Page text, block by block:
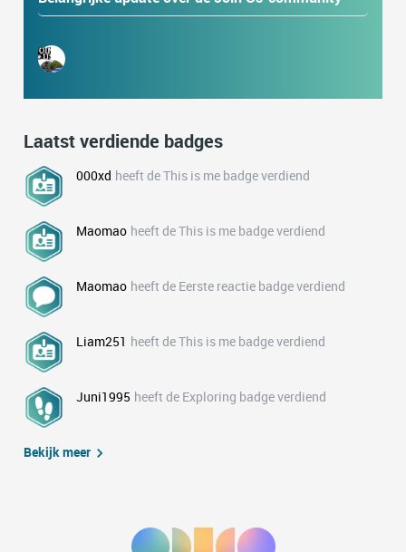
Laatst verdiende badges
000xd heeft de This is me badge verdiend
Maomao heeft de This is me badge verdiend
Maomao heeft de Eerste reactie badge verdiend
Liam251 heeft de This is me badge verdiend
Juni1995 heeft de Exploring badge verdiend
Bekijk meer